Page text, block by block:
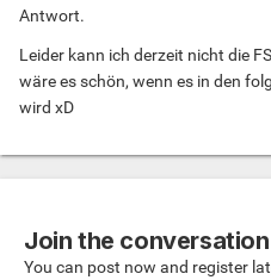
Antwort.
Leider kann ich derzeit nicht die
wäre es schön, wenn es in den
wird xD
Join the conversation
You can post now and register